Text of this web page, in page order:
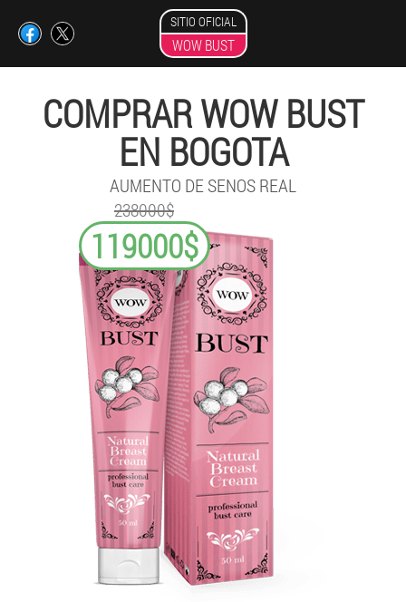
SITIO OFICIAL
WOW BUST
COMPRAR WOW BUST
EN BOGOTA
AUMENTO DE SENOS REAL
238000$
119000$